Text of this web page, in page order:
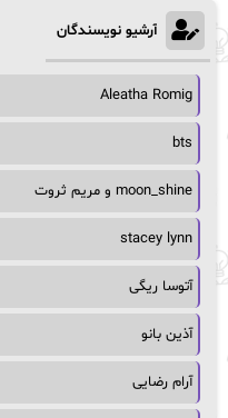
آرشیو نویسندگان
Aleatha Romig
bts
moon_shine و مریم ثروت
stacey lynn
آتوسا ریگی
آذین بانو
آرام رضایی